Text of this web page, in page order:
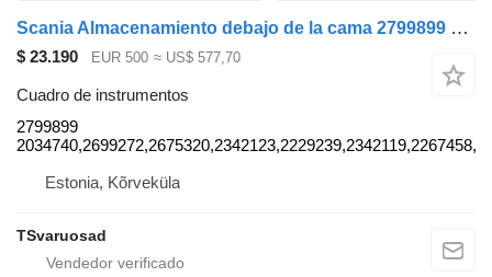
Scania Almacenamiento debajo de la cama 2799899 cuadro de instrumentos para Scania R410 cabeza tractora
$ 23.190 EUR 500 ≈ US$ 577,70
Cuadro de instrumentos
2799899
Estonia, Kõrveküla
TSvaruosad